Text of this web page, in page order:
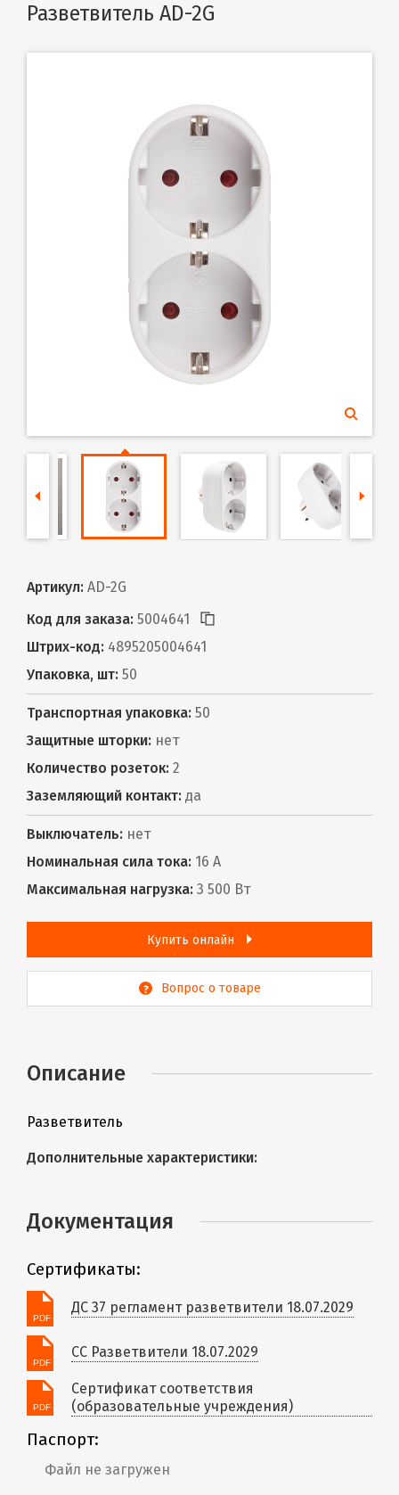
Разветвитель AD-2G
Артикул: AD-2G
Код для заказа: 5004641
Штрих-код: 4895205004641
Упаковка, шт: 50
Транспортная упаковка: 50
Защитные шторки: нет
Количество розеток: 2
Заземляющий контакт: да
Выключатель: нет
Номинальная сила тока: 16 А
Максимальная нагрузка: 3 500 Вт
Купить онлайн
Вопрос о товаре
Описание
Разветвитель
Дополнительные характеристики:
Документация
Сертификаты:
ДС 37 регламент разветвители 18.07.2029
СС Разветвители 18.07.2029
Сертификат соответствия
(образовательные учреждения)
Паспорт:
Файл не загружен